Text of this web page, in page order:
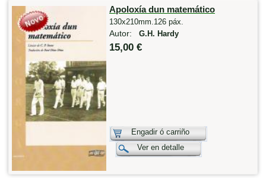
Apoloxía dun matemático
130x210mm.126 páx.
Autor: G.H. Hardy
15,00 €
Engadir ó carriño
Ver en detalle